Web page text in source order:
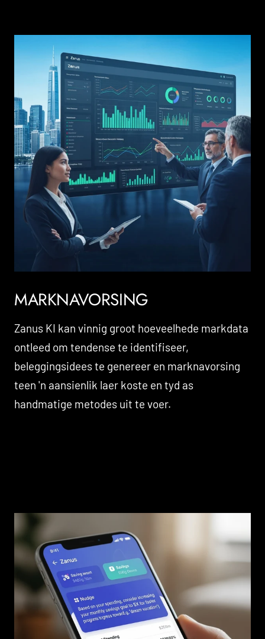
MARKNAVORSING
Zanus KI kan vinnig groot hoeveelhede markdata
ontleed om tendense te identifiseer,
beleggingsidees te genereer en marknavorsing
teen 'n aansienlik laer koste en tyd as
handmatige metodes uit te voer.